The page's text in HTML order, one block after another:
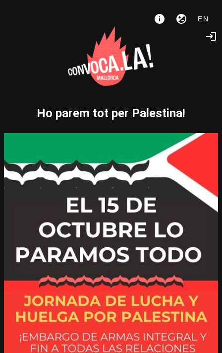
EN
Ho parem tot per Palestina!